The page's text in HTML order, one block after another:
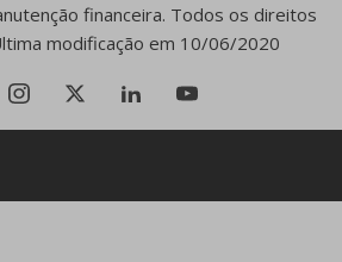
financeira. Todos os direitos
modificação em 10/06/2020